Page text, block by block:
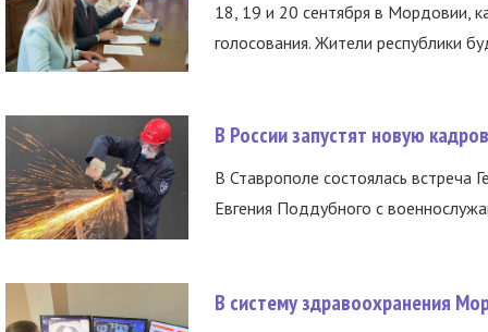
18, 19 и 20 сентября в Мордовии,
голосования. Жители республики
В России запустят новую
В Ставрополе состоялась встреча
Евгения Поддубного с
В систему здравоохранения